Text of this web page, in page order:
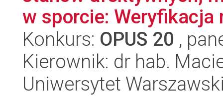
w sporcie: Weryfikacja
Konkurs: OPUS 20 ,
Kierownik: dr hab.
Uniwersytet